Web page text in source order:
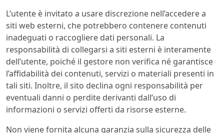
L’utente è invitato a usare discrezione nell’accedere a
siti web esterni, che potrebbero contenere contenuti
inadeguati o raccogliere dati personali. La
responsabilità di collegarsi a siti esterni è interamente
dell’utente, poiché il gestore non verifica né garantisce
l’affidabilità dei contenuti, servizi o materiali presenti in
tali siti. Inoltre, il sito declina ogni responsabilità per
eventuali danni o perdite derivanti dall’uso di
informazioni o servizi offerti da risorse esterne.
Non viene fornita alcuna garanzia sulla sicurezza delle